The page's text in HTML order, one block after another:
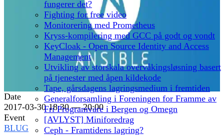
fungerer det?
Fighting for free video
Monitorering med Prometheus
Kryss-kompilering med GCC på godt og vondt
KeyCloak - Open Source Identity and Access
Management
Utvikling av storskala overvåkingsløsning basert
på tjenester med åpen kildekode
Tape, gårsdagens lagringsmedium i fremtiden
Generalforsamling i Foreningen for Framme av
Fri Programvare i Bergen og Omegn
[AVLYST] Miniforedrag
Ceph - Framtidens lagring?
Date
2017-03-30 18:30 — 20:00
Event
BLUG